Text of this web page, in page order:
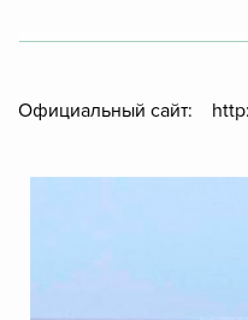
Официальный сайт: